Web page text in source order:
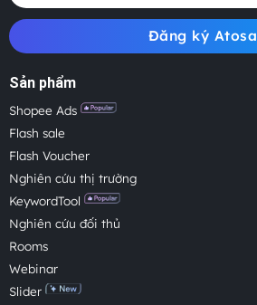
Đăng ký Atosa
Sản phẩm
Shopee Ads
Flash sale
Flash Voucher
Nghiên cứu thị trường
KeywordTool
Nghiên cứu đối thủ
Rooms
Webinar
Slider